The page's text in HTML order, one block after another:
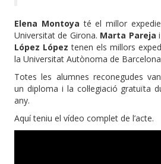
Elena Montoya té el millor
Universitat de Girona. Marta Pareja i
López López tenen els millors
la Universitat Autònoma de
Totes les alumnes reconegudes
un diploma i la col·legiació gratuïta
any.
Aquí teniu el vídeo complet de l’acte.